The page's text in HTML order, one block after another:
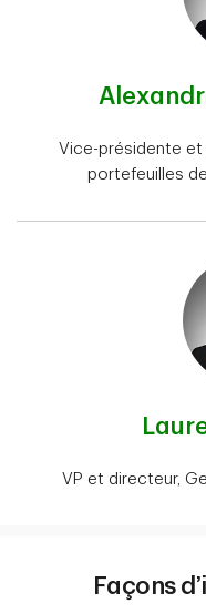
Vice-présidente
portefeuilles
VP et directeur,
Façons